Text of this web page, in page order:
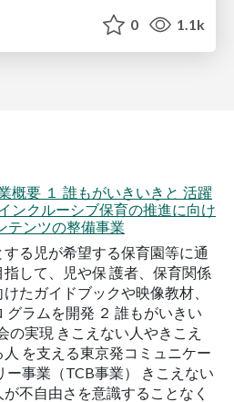
0 1.1k
概要 １ 誰もがいきいきと 活躍
ンクルーシブ保育の推進に向け
テンツの整備事業
る児が希望する保育園等に通
して、児や保 護者、保育関係
たガイドブックや映像教材、
グラムを開発 ２ 誰もがいきい
の実現 きこえない人やきこえ
を支える東京発コミュニケー
ー事業（TCB事業） きこえない
不自由さを意識することなく